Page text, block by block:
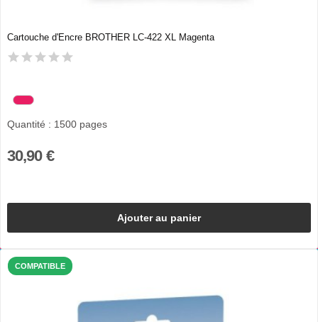
Cartouche d'Encre BROTHER LC-422 XL Magenta
Quantité : 1500 pages
30,90 €
Ajouter au panier
COMPATIBLE